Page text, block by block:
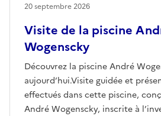
Visite de la piscine
Wogenscky
Découvrez la piscine André
aujourd’hui.Visite guidée et
effectués dans cette piscine,
André Wogenscky, inscrite à
20 septembre 2026